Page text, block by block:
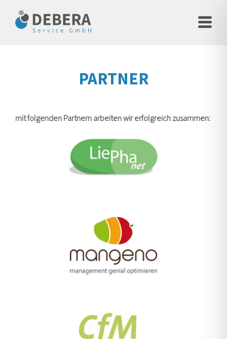
PARTNER
mit folgenden Partnern arbeiten wir erfolgreich zusammen: